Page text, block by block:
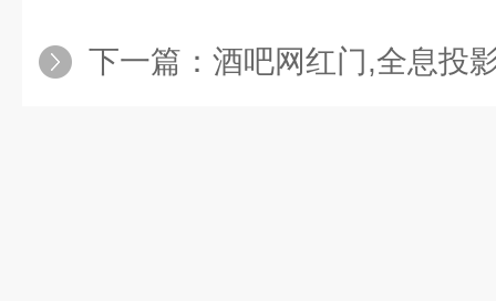
下一篇： 酒吧网红门,全息投